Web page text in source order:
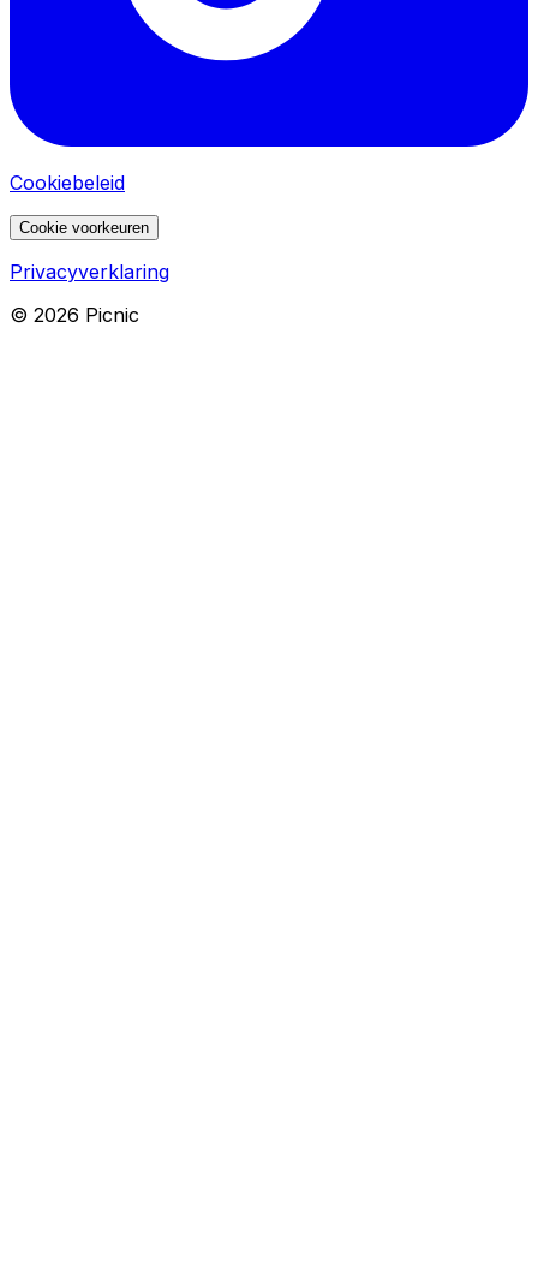
Cookiebeleid
Cookie voorkeuren
Privacyverklaring
© 2026 Picnic